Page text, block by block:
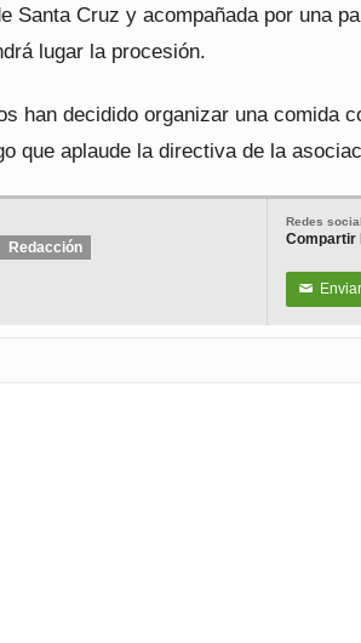
Santa Cruz y acompañada por una
lugar la procesión.
han decidido organizar una comida
que aplaude la directiva de la
Redes
Compartir
✉
Redacción